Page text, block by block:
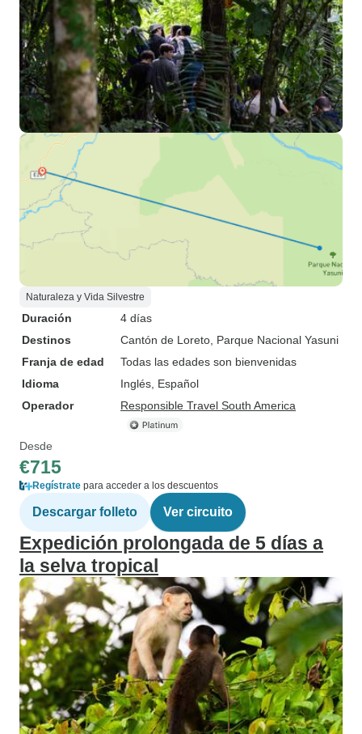
Naturaleza y Vida Silvestre
Duración
4 días
Destinos
Cantón de Loreto , Parque Nacional Yasuni
Franja de edad
Todas las edades son bienvenidas
Idioma
Inglés, Español
Operador
Responsible Travel South America
Desde
€715
Regístrate para acceder a los descuentos
Descargar folleto Ver circuito
Expedición prolongada de 5 días a
la selva tropical